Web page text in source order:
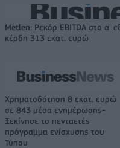
Metlen: Ρεκόρ EBITDA στο α'
κέρδη 313 εκατ. ευρώ
Χρηματοδότηση 8 εκατ. ευρώ
σε 843 μέσα ενημέρωσης-
Ξεκίνησε το πενταετές
πρόγραμμα ενίσχυσης του
Τύπου